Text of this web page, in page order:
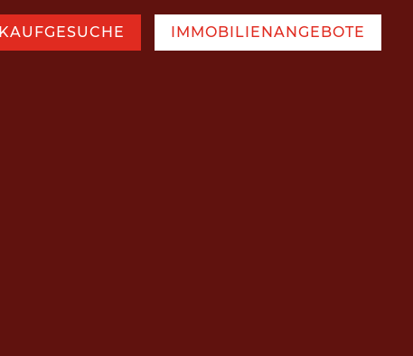
KAUFGESUCHE IMMOBILIENANGEBOTE